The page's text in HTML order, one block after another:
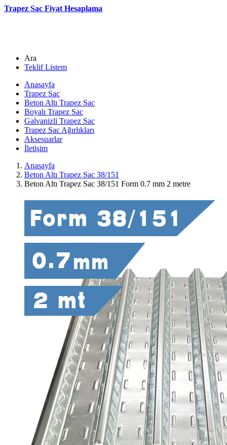
Trapez Sac Fiyat Hesaplama
Ara
Teklif Listem
Anasayfa
Trapez Sac
Beton Altı Trapez Sac
Boyalı Trapez Sac
Galvanizli Trapez Sac
Trapez Sac Ağırlıkları
Aksesuarlar
İletişim
Anasayfa
Beton Altı Trapez Sac 38/151
Beton Altı Trapez Sac 38/151 Form 0.7 mm 2 metre